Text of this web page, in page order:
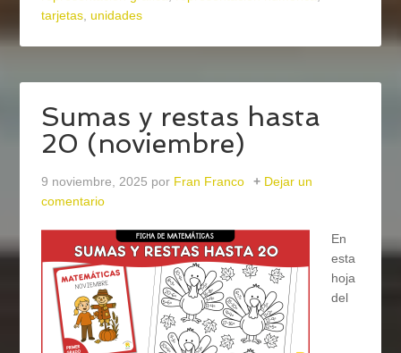
tarjetas,unidades
Sumas y restas hasta
20 (noviembre)
9 noviembre, 2025 por Fran Franco
Dejar un
comentario
En
esta
hoja
del